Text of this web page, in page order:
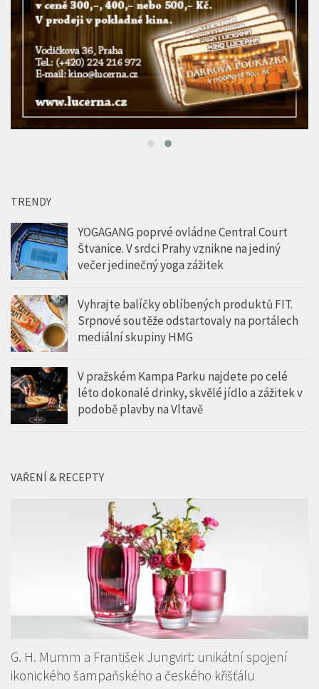
TRENDY
YOGAGANG poprvé ovládne Central Court
Štvanice. V srdci Prahy vznikne na jediný
večer jedinečný yoga zážitek
Vyhrajte balíčky oblíbených produktů FIT.
Srpnové soutěže odstartovaly na portálech
mediální skupiny HMG
V pražském Kampa Parku najdete po celé
léto dokonalé drinky, skvělé jídlo a zážitek v
podobě plavby na Vltavě
VAŘENÍ & RECEPTY
G. H. Mumm a František Jungvirt: unikátní spojení
ikonického šampaňského a českého křišťálu